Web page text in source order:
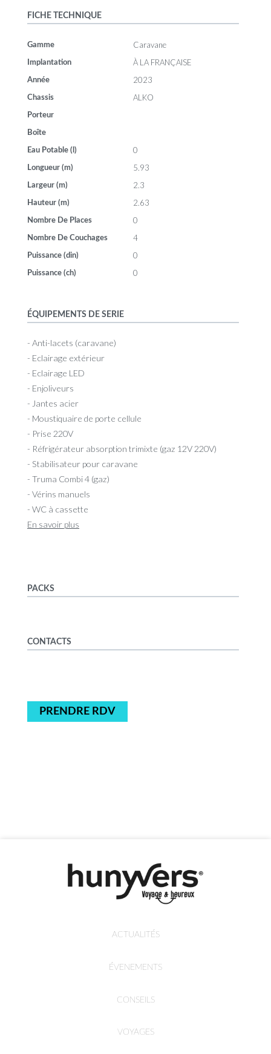
FICHE TECHNIQUE
Gamme Caravane
Implantation À LA FRANÇAISE
Année 2023
Chassis ALKO
Porteur
Boîte
Eau Potable (l) 0
Longueur (m) 5.93
Largeur (m) 2.3
Hauteur (m) 2.63
Nombre De Places 0
Nombre De Couchages 4
Puissance (din) 0
Puissance (ch) 0
ÉQUIPEMENTS DE SERIE
- Anti-lacets (caravane)
- Eclairage extérieur
- Eclairage LED
- Enjoliveurs
- Jantes acier
- Moustiquaire de porte cellule
- Prise 220V
- Réfrigérateur absorption trimixte (gaz 12V 220V)
- Stabilisateur pour caravane
- Truma Combi 4 (gaz)
- Vérins manuels
- WC à cassette
En savoir plus
PACKS
CONTACTS
PRENDRE RDV
ACTUALITÉS
ÉVENEMENTS
CONSEILS
VOYAGES